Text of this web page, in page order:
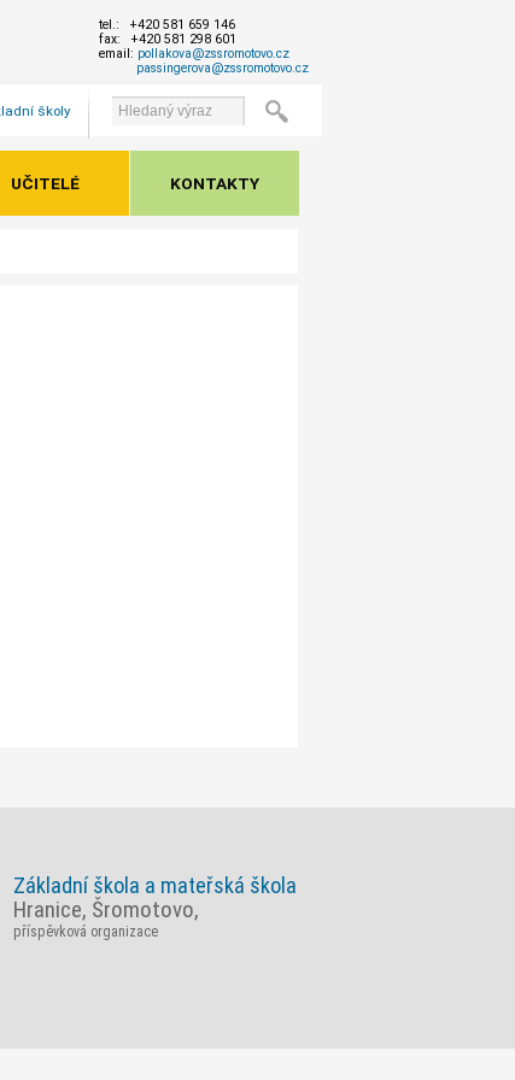
tel.: +420 581 659 146
fax: +420 581 298 601
email: pollakova@zssromotovo.cz
passingerova@zssromotovo.cz
školy
UČITELÉ KONTAKTY
Základní škola a mateřská škola
Hranice, Šromotovo,
příspěvková organizace